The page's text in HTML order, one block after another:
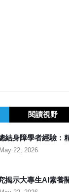
閱讀視野
結身障學者經驗：
May 22, 2026
揭示大專生AI素養